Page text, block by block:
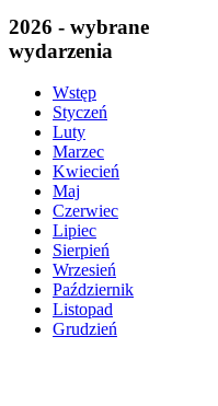
2026 - wybrane
wydarzenia
Wstęp
Styczeń
Luty
Marzec
Kwiecień
Maj
Czerwiec
Lipiec
Sierpień
Wrzesień
Październik
Listopad
Grudzień